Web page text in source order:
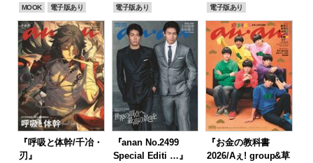
MOOK 電子版あり 電子版あり 電子版あり
『呼吸と体幹/千冶・
刃』
『anan No.2499
Special Editi …』
『お金の教科書
2026/Aぇ! group&草